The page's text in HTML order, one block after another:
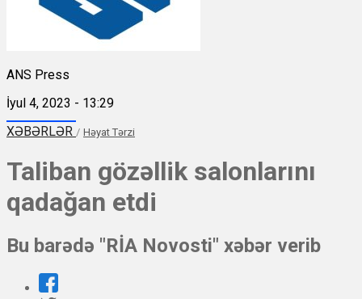
ANS Press
İyul 4, 2023 - 13:29
XƏBƏRLƏR / Həyat Tərzi
Taliban gözəllik salonlarını
qadağan etdi
Bu barədə "RİA Novosti" xəbər verib